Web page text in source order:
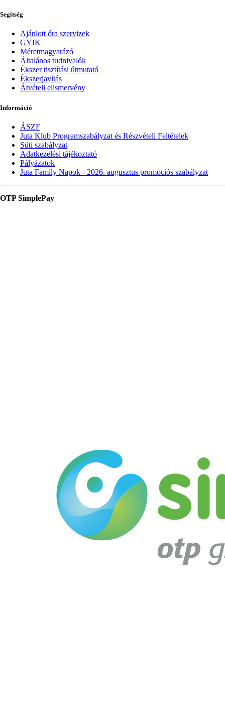
Segítség
Ajánlott óra szervizek
GYIK
Méretmagyarázó
Általános tudnivalók
Ékszer tisztítási útmutató
Ékszerjavítás
Átvételi elismervény
Információ
ÁSZF
Juta Klub Programszabályzat és Részvételi Feltételek
Süti szabályzat
Adatkezelési tájékoztató
Pályázatok
Juta Family Napok - 2026. augusztus promóciós szabályzat
OTP SimplePay